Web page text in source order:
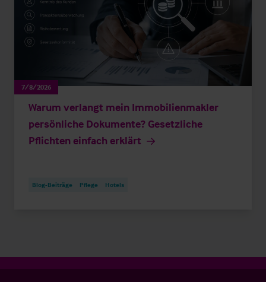
7/8/2026
Warum verlangt mein Immobilienmakler
persönliche Dokumente? Gesetzliche
Pflichten einfach erklärt
Blog-Beiträge Pflege Hotels